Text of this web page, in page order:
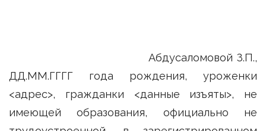
Абдусаломовой З.П.,
ДД.ММ.ГГГГ года рождения, уроженки
<адрес>, гражданки <данные изъяты>, не
имеющей образования, официально не